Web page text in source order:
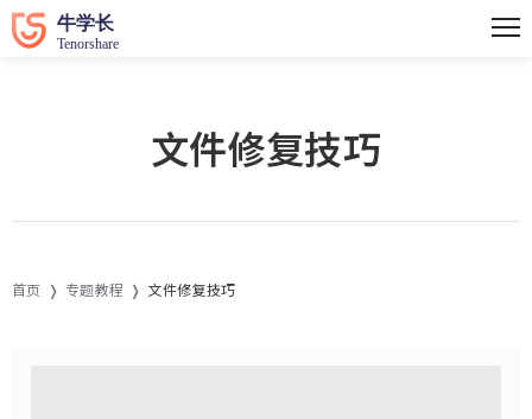
文件修复技巧
首页 专题教程 文件修复技巧